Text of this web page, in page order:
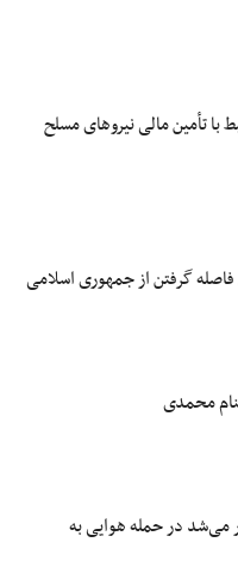
با تأمین مالی نیروهای مسلح
فاصله گرفتن از جمهوری اسلامی
محمدی
می‌شد در حمله هوایی به